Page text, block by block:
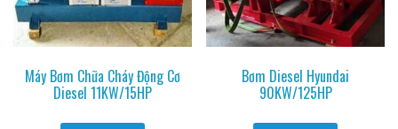
Máy Bơm Chữa Cháy Động Cơ
Diesel 11KW/15HP
Bơm Diesel Hyundai
90KW/125HP